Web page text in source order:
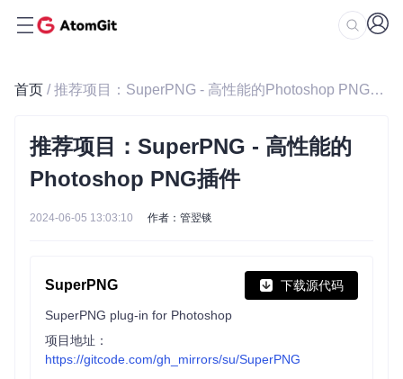
首页 / 推荐项目：SuperPNG - 高性能的Photoshop PNG插件
推荐项目：SuperPNG - 高性能的
Photoshop PNG插件
2024-06-05 13:03:10 作者：管翌锬
SuperPNG 下载源代码
SuperPNG plug-in for Photoshop
项目地址：
https://gitcode.com/gh_mirrors/su/SuperPNG